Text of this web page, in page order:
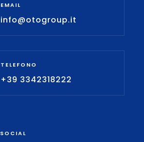
EMAIL
info@otogroup.it
TELEFONO
+39 3342318222
SOCIAL